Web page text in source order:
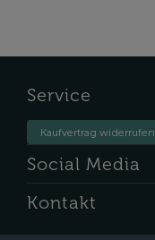
Service
Kaufvertrag widerrufen
Social Media
Kontakt